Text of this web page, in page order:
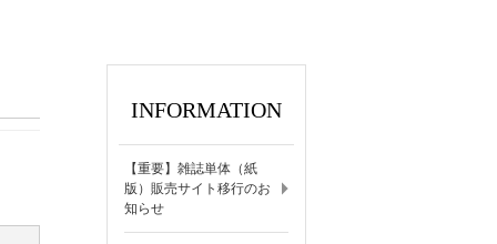
INFORMATION
【重要】雑誌単体（紙
版）販売サイト移行のお
知らせ